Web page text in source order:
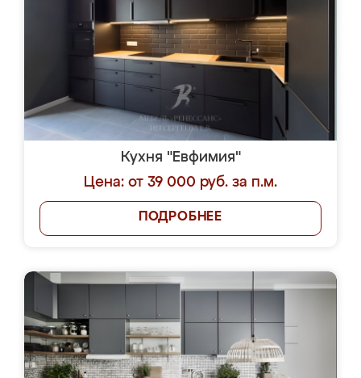
Кухня "Евфимия"
Цена: от 39 000 руб. за п.м.
ПОДРОБНЕЕ